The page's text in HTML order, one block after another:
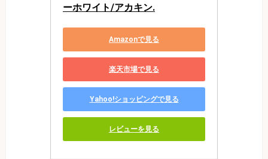
ーホワイト/アカキン.
Amazonで見る
楽天市場で見る
Yahoo!ショッピングで見る
レビューを見る